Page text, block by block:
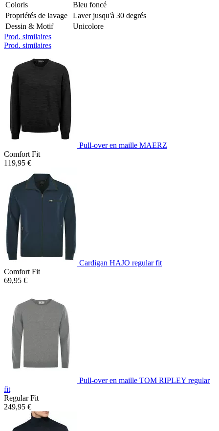
Coloris
Bleu foncé
Propriétés de lavage
Laver jusqu'à 30 degrés
Dessin & Motif
Unicolore
Prod. similaires
Prod. similaires
Pull-over en maille MAERZ
Comfort Fit
119,95 €
Cardigan HAJO regular fit
Comfort Fit
69,95 €
Pull-over en maille TOM RIPLEY regular
fit
Regular Fit
249,95 €